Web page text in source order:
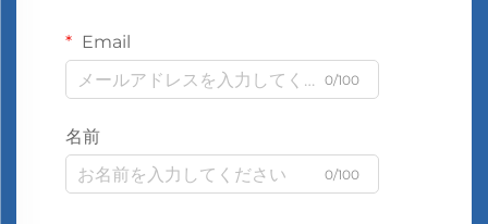
Email
0/100
名前
0/100